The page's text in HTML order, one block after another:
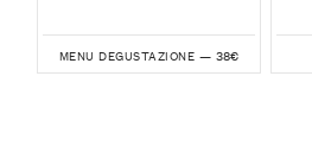
MENU DEGUSTAZIONE — 38€